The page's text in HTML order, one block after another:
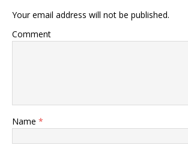
Your email address will not be published.
Comment
Name *